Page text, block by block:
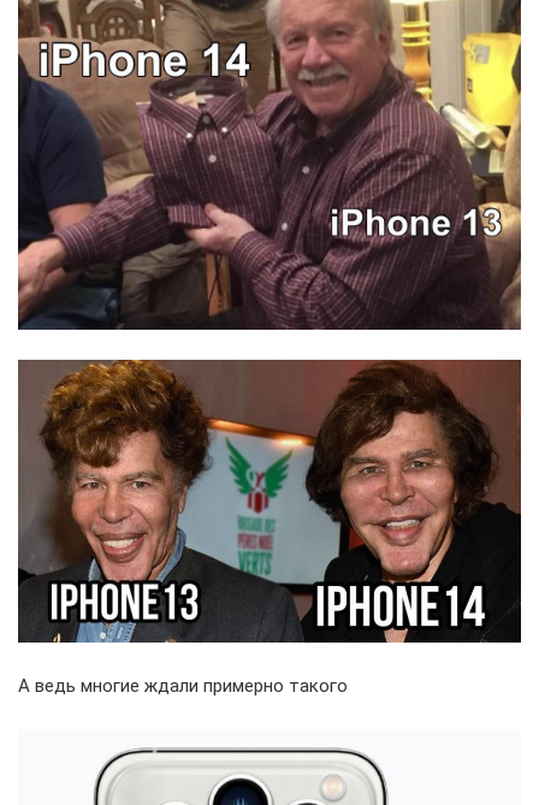
А ведь многие ждали примерно такого